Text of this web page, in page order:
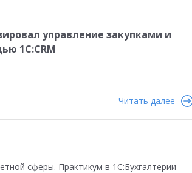
управление закупками и
1С:CRM
Читать далее
сферы. Практикум в 1С:Бухгалтерии